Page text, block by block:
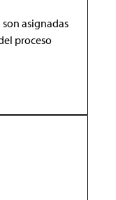
asignadas
proceso